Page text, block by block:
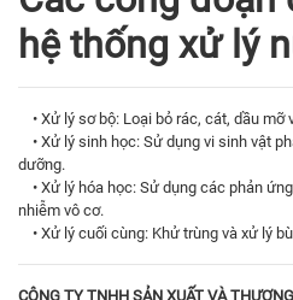
hệ thống xử lý
• Xử lý sơ bộ: Loại bỏ rác, cát, dầu mỡ
• Xử lý sinh học: Sử dụng vi sinh vật
dưỡng.
• Xử lý hóa học: Sử dụng các phản
nhiễm vô cơ.
• Xử lý cuối cùng: Khử trùng và xử lý
CÔNG TY TNHH SẢN XUẤT VÀ